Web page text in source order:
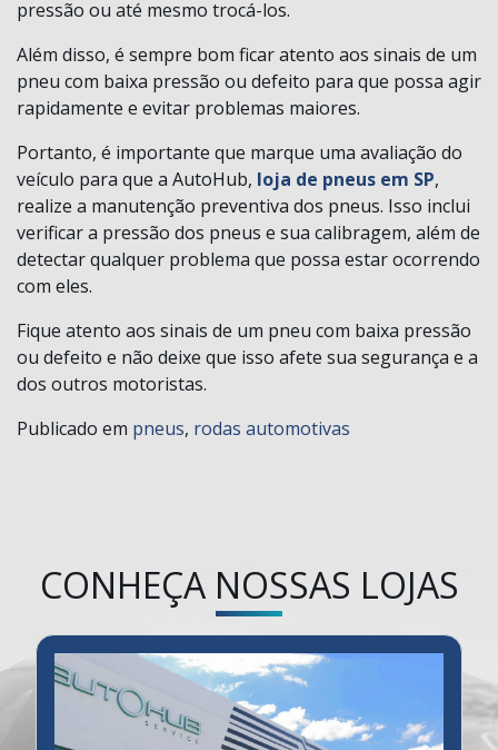
pressão ou até mesmo trocá-los.
Além disso, é sempre bom ficar atento aos sinais de um
pneu com baixa pressão ou defeito para que possa agir
rapidamente e evitar problemas maiores.
Portanto, é importante que marque uma avaliação do
veículo para que a AutoHub, loja de pneus em SP,
realize a manutenção preventiva dos pneus. Isso inclui
verificar a pressão dos pneus e sua calibragem, além de
detectar qualquer problema que possa estar ocorrendo
com eles.
Fique atento aos sinais de um pneu com baixa pressão
ou defeito e não deixe que isso afete sua segurança e a
dos outros motoristas.
Publicado em pneus, rodas automotivas
CONHEÇA NOSSAS LOJAS